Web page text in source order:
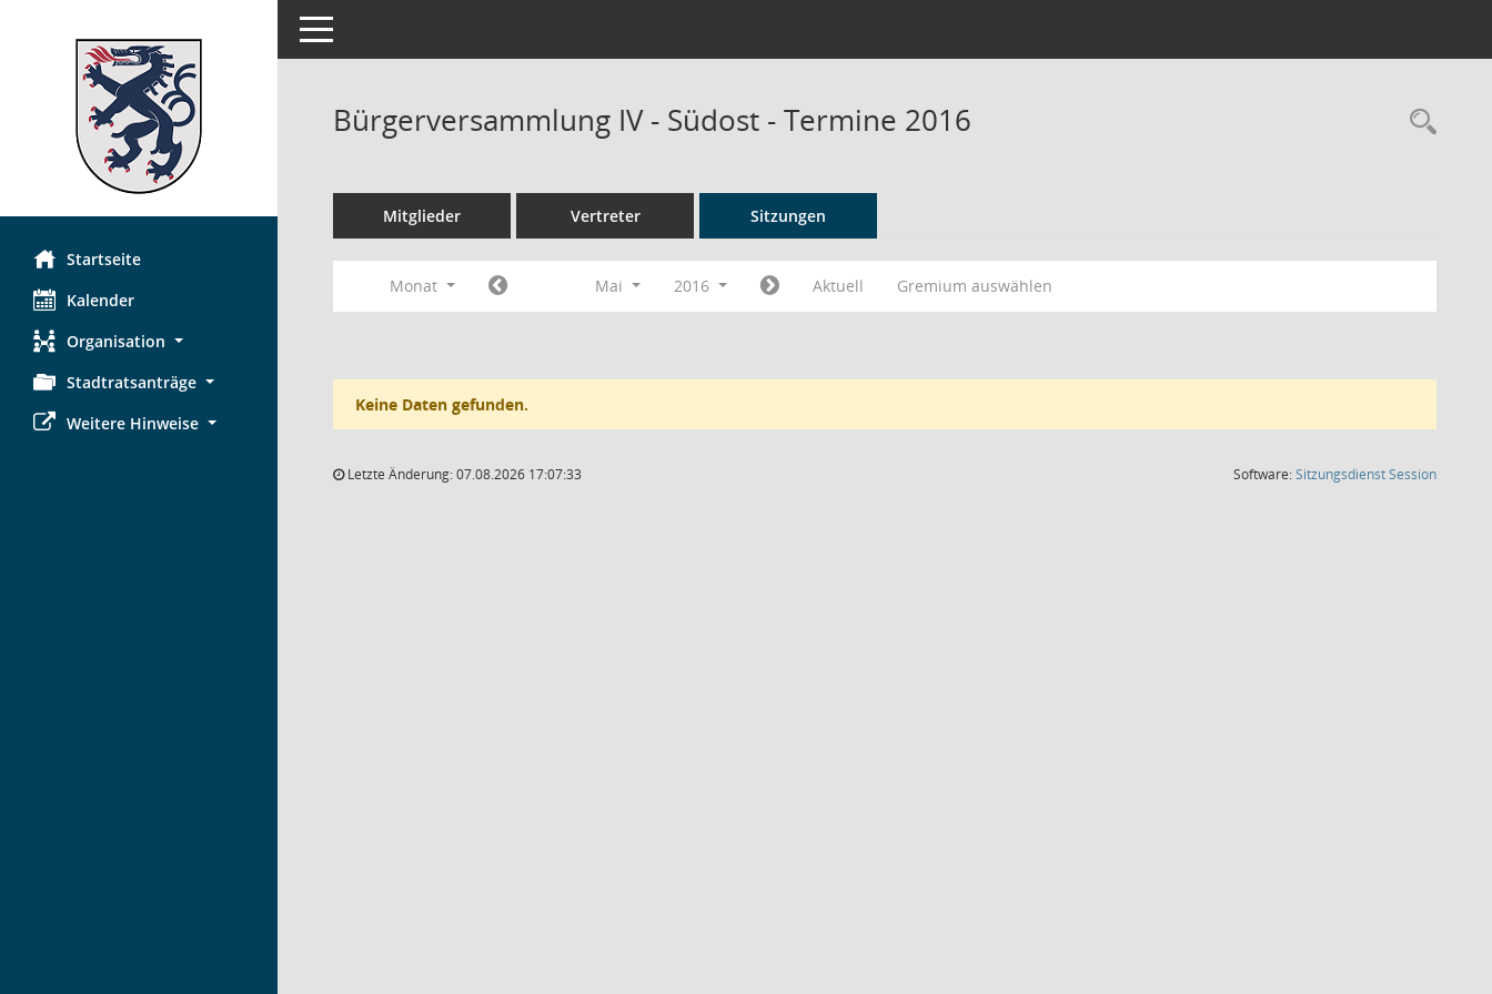
Startseite
Kalender
Organisation
Stadtratsanträge
Weitere Hinweise
Toggle navigation
Bürgerversammlung IV - Südost - Termine 2016
Mitglieder Vertreter Sitzungen
Monat Mai 2016 Aktuell Gremium auswählen
Keine Daten gefunden.
Letzte Änderung: 07.08.2026 17:07:33 Software:SitzungsdienstSession(Wird in